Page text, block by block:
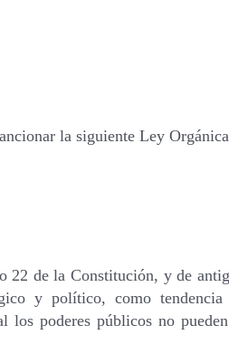
la siguiente Ley
22 de la Constitución, y de
y político, como
los poderes públicos no